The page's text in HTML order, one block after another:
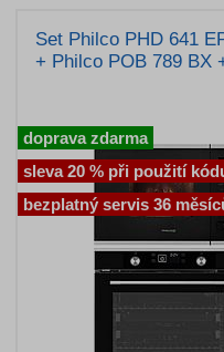
Set Philco PHD 641
+ Philco POB 789 BX
doprava zdarma
sleva 20 % při použití
bezplatný servis 36